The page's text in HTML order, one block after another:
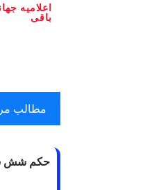
اعلامیه
باقی
مطالب
حکم شش